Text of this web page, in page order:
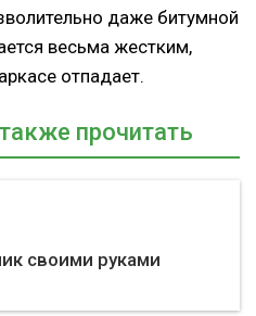
даже битумной
весьма жестким,
отпадает.
прочитать
своими руками